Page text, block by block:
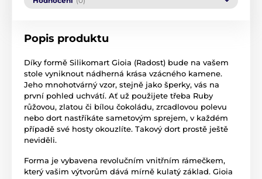
Popis produktu
Díky formě Silikomart Gioia (Radost) bude na vašem
stole vyniknout nádherná krása vzácného kamene.
Jeho mnohotvárný vzor, stejně jako šperky, vás na
první pohled uchvátí. Ať už použijete třeba Ruby
růžovou, zlatou či bílou čokoládu, zrcadlovou polevu
nebo dort nastříkáte sametovým sprejem, v každém
případě své hosty okouzlíte. Takový dort prostě ještě
neviděli.
Forma je vybavena revolučním vnitřním rámečkem,
který vašim výtvorům dává mírně kulatý základ. Gioia